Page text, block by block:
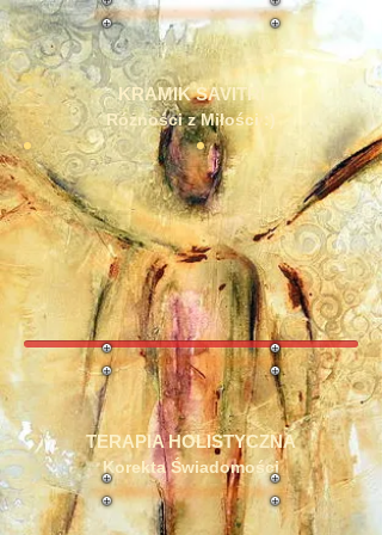
KRAMIK SAVITRI
Różności z Miłości :)
TERAPIA HOLISTYCZNA
Korekta Świadomości